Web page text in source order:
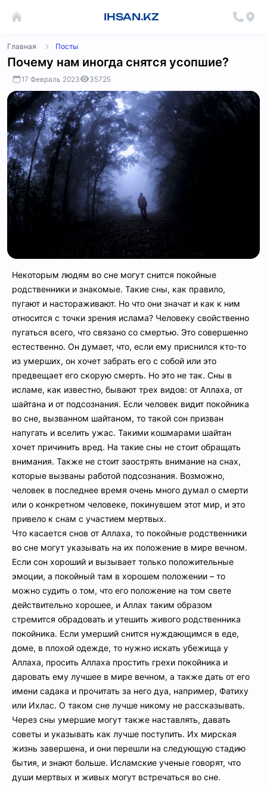
IHSAN.KZ
Главная Посты
Почему нам иногда снятся усопшие?
17 Февраль 2023 35725
Некоторым людям во сне могут снится покойные
родственники и знакомые. Такие сны, как правило,
пугают и настораживают. Но что они значат и как к ним
относится с точки зрения ислама? Человеку свойственно
пугаться всего, что связано со смертью. Это совершенно
естественно. Он думает, что, если ему приснился кто-то
из умерших, он хочет забрать его с собой или это
предвещает его скорую смерть. Но это не так. Сны в
исламе, как известно, бывают трех видов: от Аллаха, от
шайтана и от подсознания. Если человек видит покойника
во сне, вызванном шайтаном, то такой сон призван
напугать и вселить ужас. Такими кошмарами шайтан
хочет причинить вред. На такие сны не стоит обращать
внимания. Также не стоит заострять внимание на снах,
которые вызваны работой подсознания. Возможно,
человек в последнее время очень много думал о смерти
или о конкретном человеке, покинувшем этот мир, и это
привело к снам с участием мертвых.
Что касается снов от Аллаха, то покойные родственники
во сне могут указывать на их положение в мире вечном.
Если сон хороший и вызывает только положительные
эмоции, а покойный там в хорошем положении – то
можно судить о том, что его положение на том свете
действительно хорошее, и Аллах таким образом
стремится обрадовать и утешить живого родственника
покойника. Если умерший снится нуждающимся в еде,
доме, в плохой одежде, то нужно искать убежища у
Аллаха, просить Аллаха простить грехи покойника и
даровать ему лучшее в мире вечном, а также дать от его
имени садака и прочитать за него дуа, например, Фатиху
или Ихлас. О таком сне лучше никому не рассказывать.
Через сны умершие могут также наставлять, давать
советы и указывать как лучше поступить. Их мирская
жизнь завершена, и они перешли на следующую стадию
бытия, и знают больше. Исламские ученые говорят, что
души мертвых и живых могут встречаться во сне.